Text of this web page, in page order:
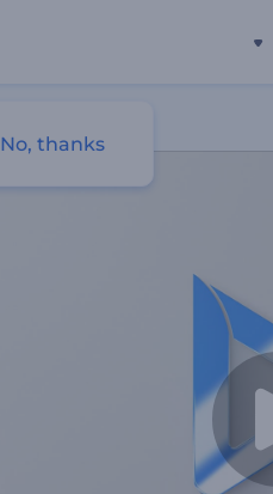
No, thanks